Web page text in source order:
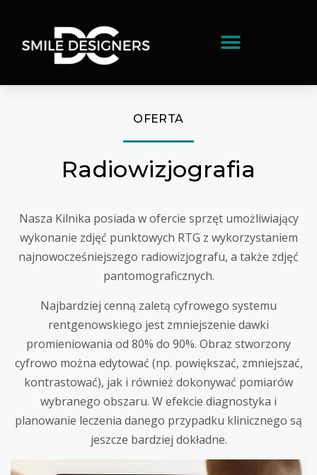
OFERTA
Radiowizjografia
Nasza Kilnika posiada w ofercie sprzęt umożliwiający
wykonanie zdjęć punktowych RTG z wykorzystaniem
najnowocześniejszego radiowizjografu, a także zdjęć
pantomograficznych.
Najbardziej cenną zaletą cyfrowego systemu
rentgenowskiego jest zmniejszenie dawki
promieniowania od 80% do 90%. Obraz stworzony
cyfrowo można edytować (np. powiększać, zmniejszać,
kontrastować), jak i również dokonywać pomiarów
wybranego obszaru. W efekcie diagnostyka i
planowanie leczenia danego przypadku klinicznego są
jeszcze bardziej dokładne.